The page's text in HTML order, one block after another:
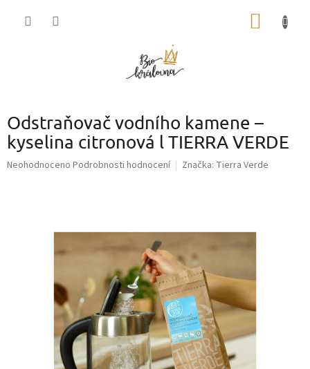
Odstraňovač vodního kamene –
kyselina citronová l TIERRA VERDE
Průměrné
Neohodnoceno Podrobnosti hodnocení Značka: Tierra Verde